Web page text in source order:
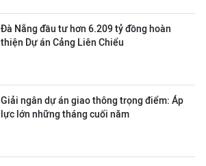
Đà Nẵng đầu tư hơn 6.209 tỷ đồng hoàn
thiện Dự án Cảng Liên Chiểu
Giải ngân dự án giao thông trọng điểm: Áp
lực lớn những tháng cuối năm